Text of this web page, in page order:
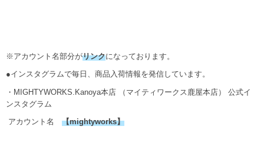
※アカウント名部分がリンクになっております。
●インスタグラムで毎日、商品入荷情報を発信しています。
・MIGHTYWORKS.Kanoya本店 （マイティワークス鹿屋本店） 公式イ
ンスタグラム
アカウント名 【mightyworks】